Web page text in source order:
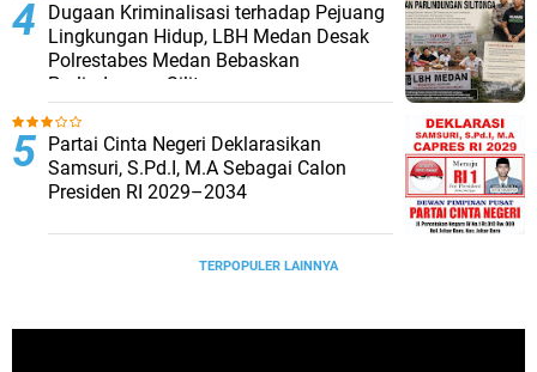
Dugaan Kriminalisasi terhadap Pejuang
Lingkungan Hidup, LBH Medan Desak
Polrestabes Medan Bebaskan
Parlindungan Silitonga
Partai Cinta Negeri Deklarasikan
Samsuri, S.Pd.I, M.A Sebagai Calon
Presiden RI 2029–2034
TERPOPULER LAINNYA